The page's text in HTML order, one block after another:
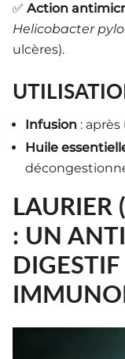
✅ Action
Helicobacter
ulcères).
Infusion :
Huile
LAURIER (
: UN
DIGESTIF